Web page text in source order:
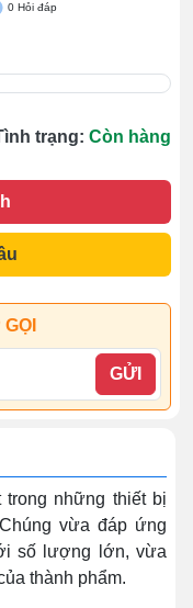
0 Hỏi đáp
trạng: Còn hàng
GỬI
trong những thiết bị
vừa đáp ứng
số lượng lớn, vừa
thành phẩm.